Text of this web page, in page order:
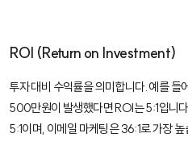
ROI (Return on Investment)
투자 대비 수익률을 의미합니다. 예를
500만원이 발생했다면 ROI는 5:1입니
5:1이며, 이메일 마케팅은 36:1로 가장 높